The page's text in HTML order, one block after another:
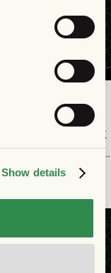
Show details
mot Halmstads BK
Holmberg och
matchen: